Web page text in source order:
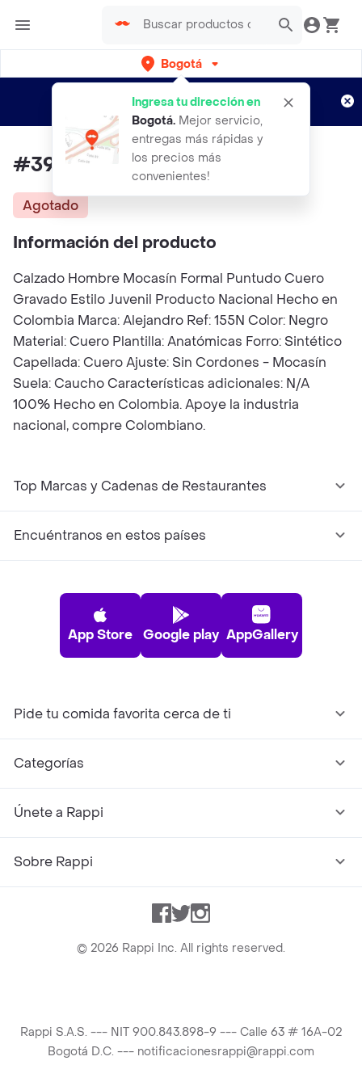
Bogotá
Ingresa tu dirección en
Bogotá. Mejor servicio,
entregas más rápidas y
los precios más
convenientes!
envíos gratis por semanas
Aplican TyC
#39 Zapato Amarrar Cuero
Agotado
Información del producto
Calzado Hombre Mocasín Formal Puntudo Cuero
Gravado Estilo Juvenil Producto Nacional Hecho en
Colombia Marca: Alejandro Ref: 155N Color: Negro
Material: Cuero Plantilla: Anatómicas Forro: Sintético
Capellada: Cuero Ajuste: Sin Cordones - Mocasín
Suela: Caucho Características adicionales: N/A
100% Hecho en Colombia. Apoye la industria
nacional, compre Colombiano.
Top Marcas y Cadenas de Restaurantes
Encuéntranos en estos países
App Store Google play AppGallery
Pide tu comida favorita cerca de ti
Categorías
Únete a Rappi
Sobre Rappi
Facebook
TwitterInstagram
© 2026 Rappi Inc. All rights reserved.
Rappi S.A.S. --- NIT 900.843.898-9 --- Calle 63 # 16A-02
Bogotá D.C. --- notificacionesrappi@rappi.com